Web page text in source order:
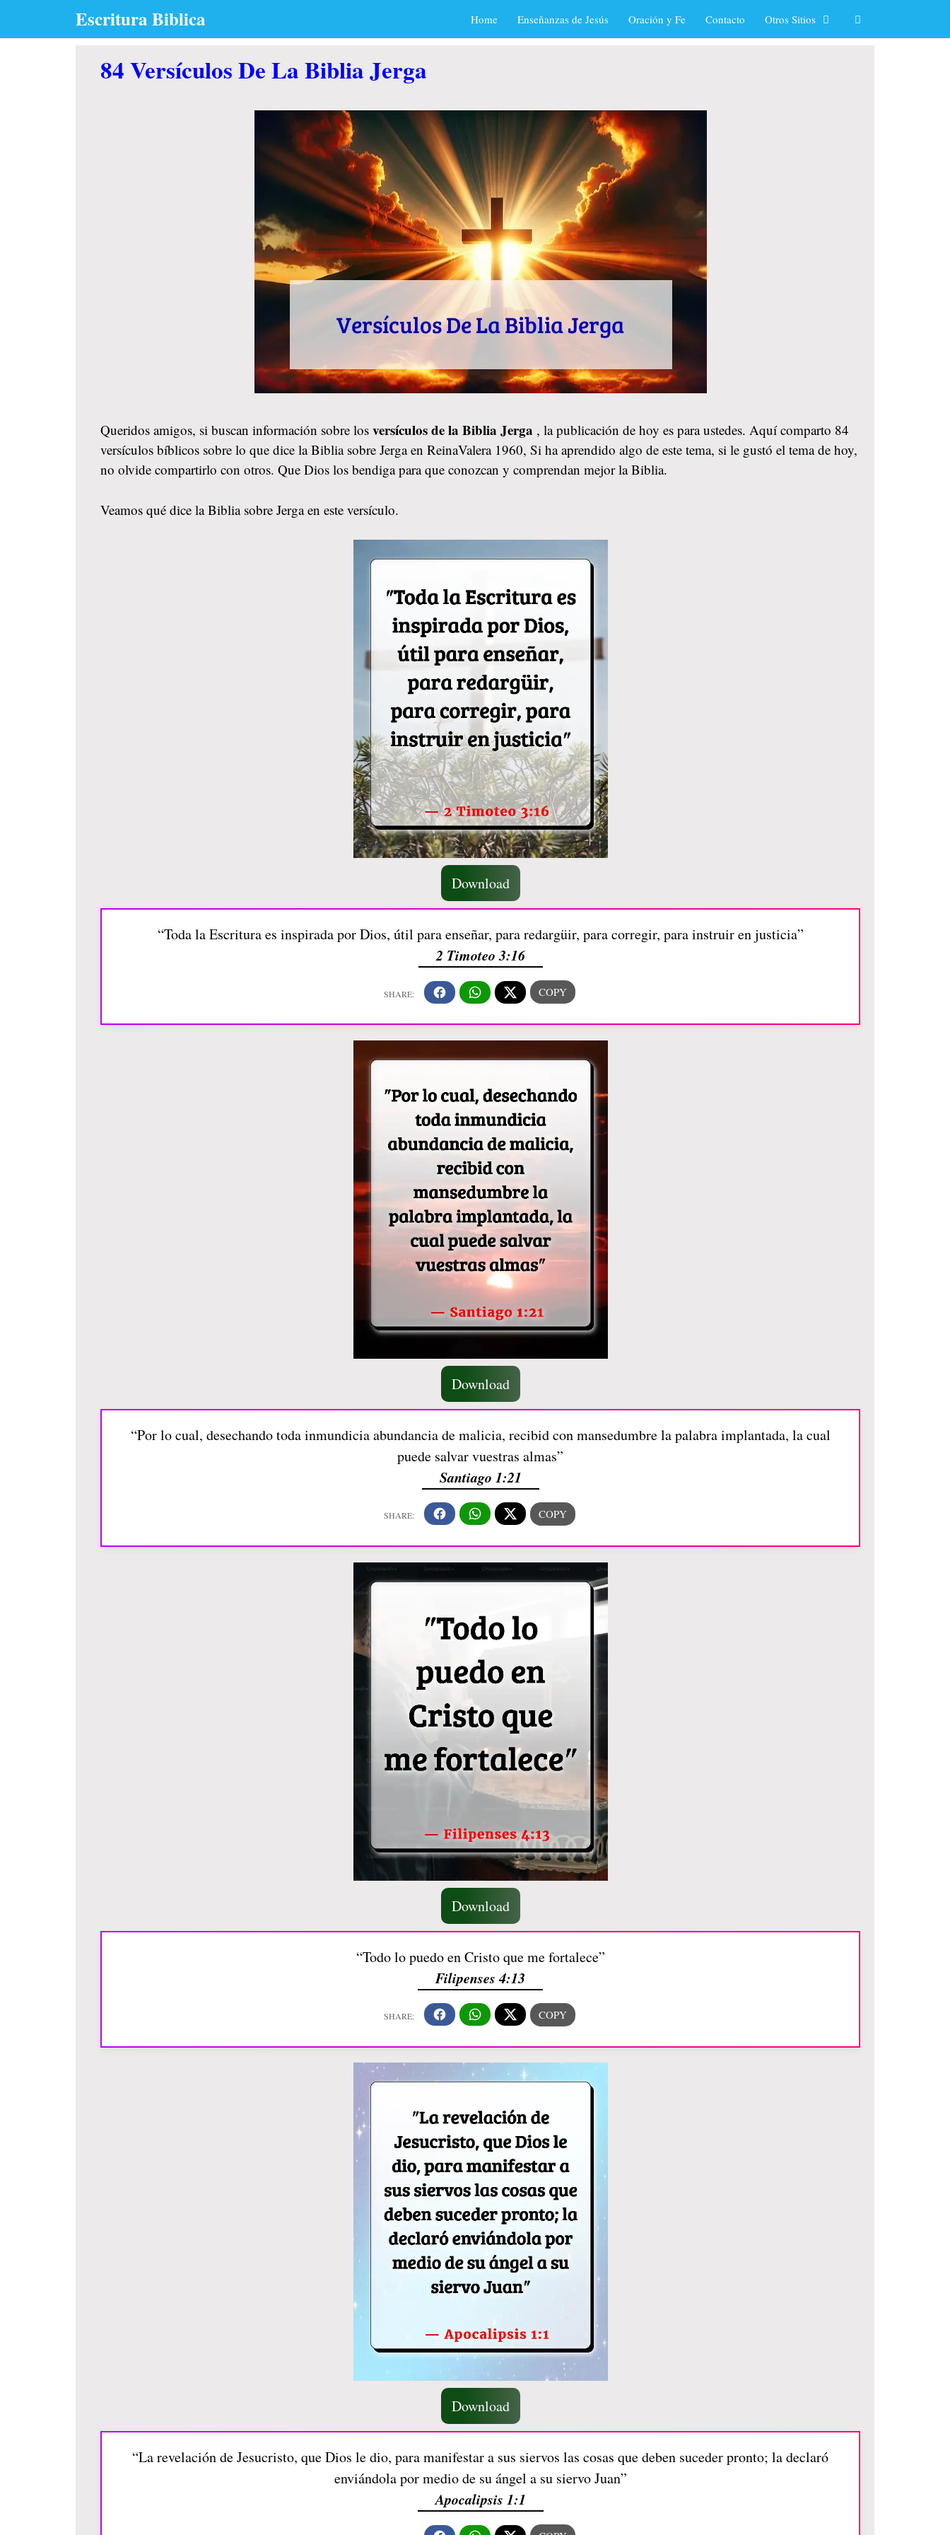
Escritura Biblica Home Enseñanzas de Jesús Oración y Fe Contacto Otros Sitios
84 Versículos De La Biblia Jerga
Queridos amigos, si buscan información sobre los versículos de la Biblia Jerga , la publicación de hoy es para ustedes. Aquí comparto 84
versículos bíblicos sobre lo que dice la Biblia sobre Jerga en ReinaValera 1960, Si ha aprendido algo de este tema, si le gustó el tema de hoy,
no olvide compartirlo con otros. Que Dios los bendiga para que conozcan y comprendan mejor la Biblia.
Veamos qué dice la Biblia sobre Jerga en este versículo.
Download
“Toda la Escritura es inspirada por Dios, útil para enseñar, para redargüir, para corregir, para instruir en justicia”
2 Timoteo 3:16
Download
“Por lo cual, desechando toda inmundicia abundancia de malicia, recibid con mansedumbre la palabra implantada, la cual
puede salvar vuestras almas”
Santiago 1:21
Download
“Todo lo puedo en Cristo que me fortalece”
Filipenses 4:13
Download
“La revelación de Jesucristo, que Dios le dio, para manifestar a sus siervos las cosas que deben suceder pronto; la declaró
enviándola por medio de su ángel a su siervo Juan”
Apocalipsis 1:1